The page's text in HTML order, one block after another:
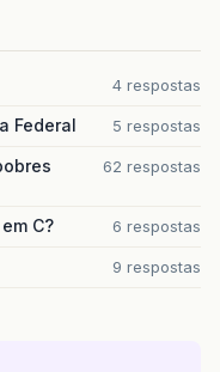
4 respostas
Federal 5 respostas
62 respostas
C? 6 respostas
9 respostas